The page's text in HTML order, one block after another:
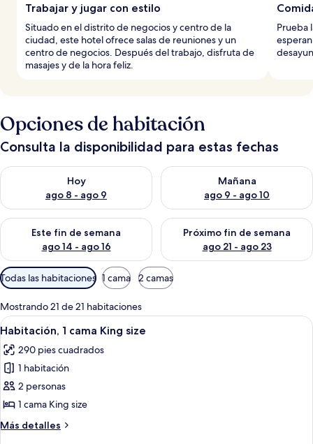
Trabajar y jugar con estilo
Situado en el distrito de negocios y centro de la
ciudad, este hotel ofrece salas de reuniones y un
centro de negocios. Después del trabajo, disfruta de
masajes y de la hora feliz.
Prueba
Opciones de habitación
Consulta la disponibilidad para estas fechas
Hoy
ago 8 - ago 9
Consulta la disponibilidad para hoy ago 8 - ago 9
Mañana
ago 9 - ago 10
Consulta la disponibilidad
Este fin de semana
ago 14 - ago 16
Consulta la disponibilidad para este fin de semana ago 14 -
Próximo fin de semana
ago 21 - ago 23
Consulta la disponibilidad
Filtros
disponibles
para
las
habitaciones
Todas las habitaciones 1 cama 2 camas
Mostrando 21 de 21 habitaciones
Abrir
todas
las
fotos
de
Habitación,
1
cama
Una habitación de hotel moderna
7
Habitación, 1 cama King size
290 pies cuadrados
1 habitación
2 personas
1 cama King size
Más detalles
Más